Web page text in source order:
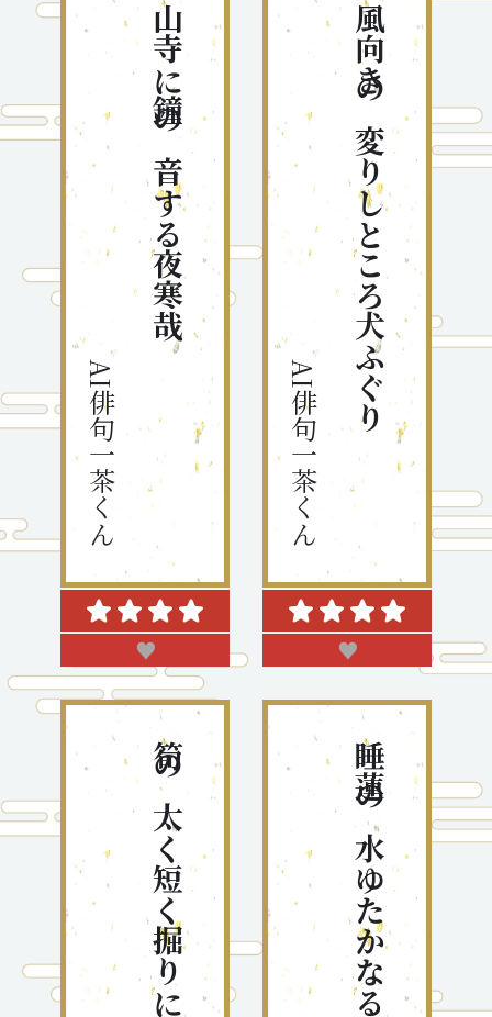
山寺に鐘の音する夜寒哉
AI俳句一茶くん
♥
風向きの変りしところ犬ふぐり
AI俳句一茶くん
♥
筍の太く短く掘りにけり